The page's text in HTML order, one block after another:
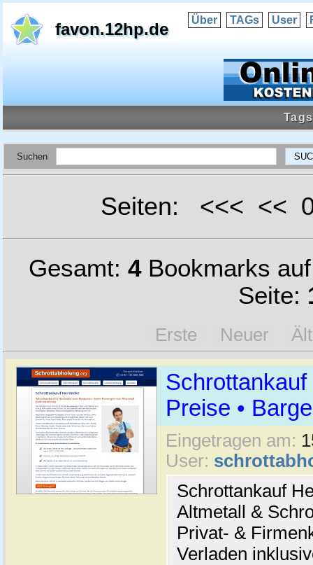
favon.12hp.de Über TAGs User
Suchen
Seiten: <<< <<
Gesamt: 4Bookmarks
Seite:
Erste Neuer
Schrottankauf
Preise •
Eingetragen am:
User:
Schrottankauf
Altmetall &
Privat- &
Verladen